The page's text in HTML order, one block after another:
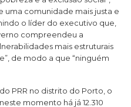
uma comunidade mais justa e
o líder do executivo que,
compreendeu a
mais estruturais
de modo a que “ninguém
PRR no distrito do Porto, o
momento há já 12.310